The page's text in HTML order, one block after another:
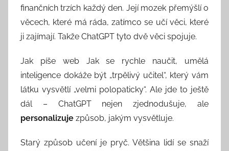
finančních trzích každý den. Její mozek přemýšlí o
věcech, které má ráda, zatímco se učí věci, které
ji zajímají. Takže ChatGPT tyto dvě věci spojuje.
Jak píše web Jak se rychle naučit, umělá
inteligence dokáže být „trpělivý učitel“, který vám
látku vysvětlí „velmi polopaticky“. Ale jde to ještě
dál – ChatGPT nejen zjednodušuje, ale
personalizuje způsob, jakým vysvětluje.
Starý způsob učení je pryč. Většina lidí se snaží